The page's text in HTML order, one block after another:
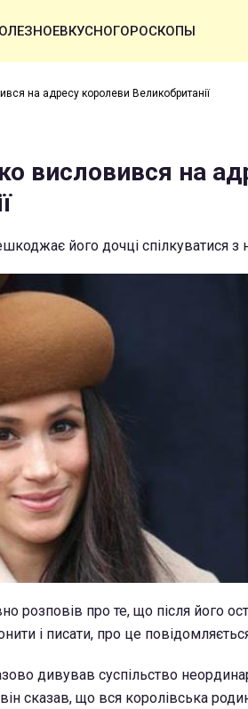
ВКУСНОГОРОСКОПЫ
на адресу королеви Великобританії
висловився на
його дочці спілкуватися з
про те, що після його
і писати, про це
дивував суспільство
сказав, що вся королівська